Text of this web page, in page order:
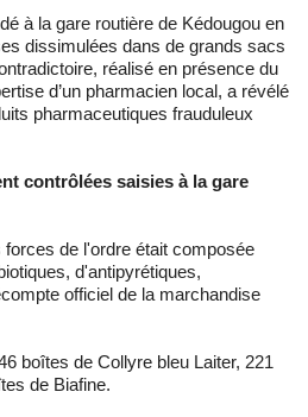
dissimulées dans de grands sacs
réalisé en présence du
d’un pharmacien local, a révélé
pharmaceutiques frauduleux
contrôlées saisies à la gare
de l'ordre était composée
d'antipyrétiques,
officiel de la marchandise
boîtes de Collyre bleu Laiter, 221
de Biafine.